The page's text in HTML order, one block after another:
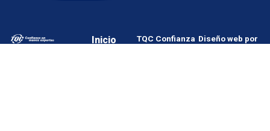
Inicio
TQC Confianza Diseño web por